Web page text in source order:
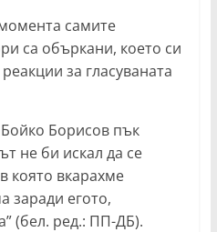
самите
са объркани, което си
за гласуваната
Борисов пък
не би искал да се
която вкарахме
заради егото,
(бел. ред.: ПП-ДБ).